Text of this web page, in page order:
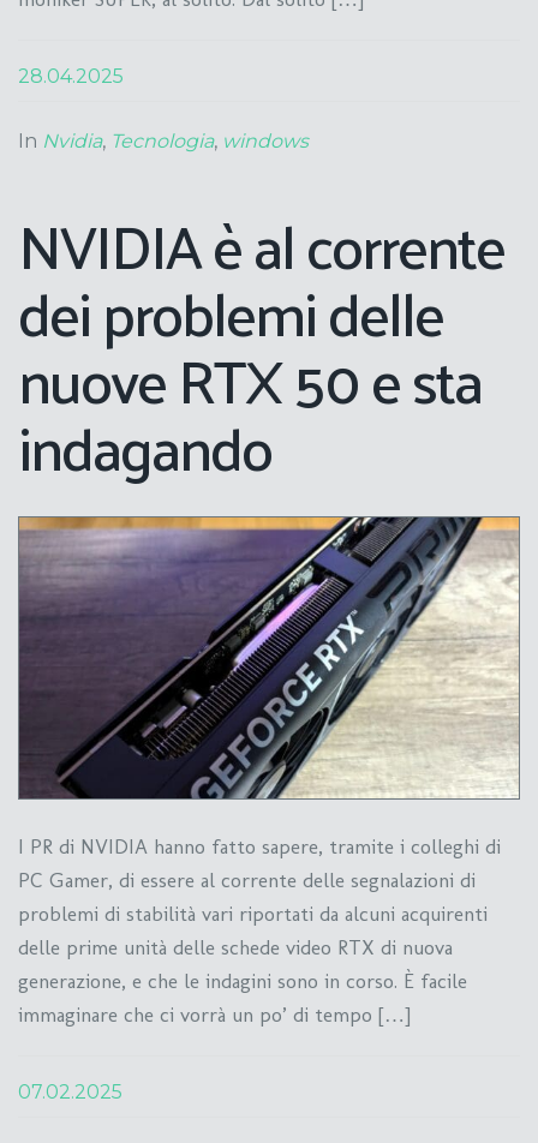
28.04.2025
In Nvidia, Tecnologia, windows
NVIDIA è al corrente
dei problemi delle
nuove RTX 50 e sta
indagando
I PR di NVIDIA hanno fatto sapere, tramite i colleghi di
PC Gamer, di essere al corrente delle segnalazioni di
problemi di stabilità vari riportati da alcuni acquirenti
delle prime unità delle schede video RTX di nuova
generazione, e che le indagini sono in corso. È facile
immaginare che ci vorrà un po’ di tempo […]
07.02.2025